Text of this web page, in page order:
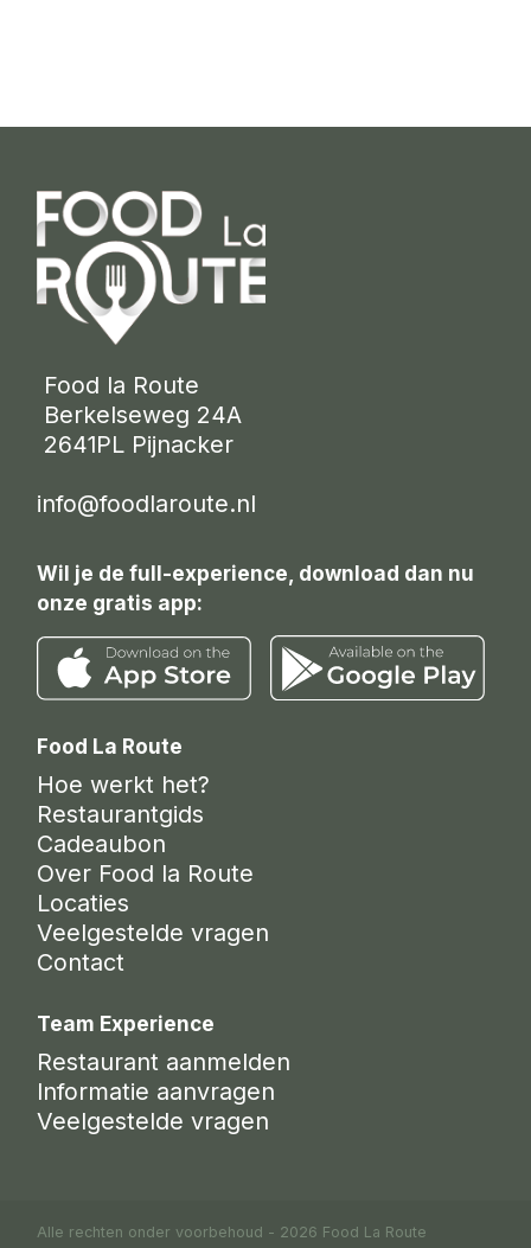
Food la Route
Berkelseweg 24A
2641PL Pijnacker
info@foodlaroute.nl
Wil je de full-experience, download dan nu
onze gratis app:
Food La Route
Hoe werkt het?
Restaurantgids
Cadeaubon
Over Food la Route
Locaties
Veelgestelde vragen
Contact
Team Experience
Restaurant aanmelden
Informatie aanvragen
Veelgestelde vragen
Alle rechten onder voorbehoud - 2026 Food La Route